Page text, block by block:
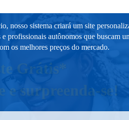
nosso sistema criará um site
profissionais autônomos que buscam
os melhores preços do mercado.
Grátis*
e surpreenda-se!